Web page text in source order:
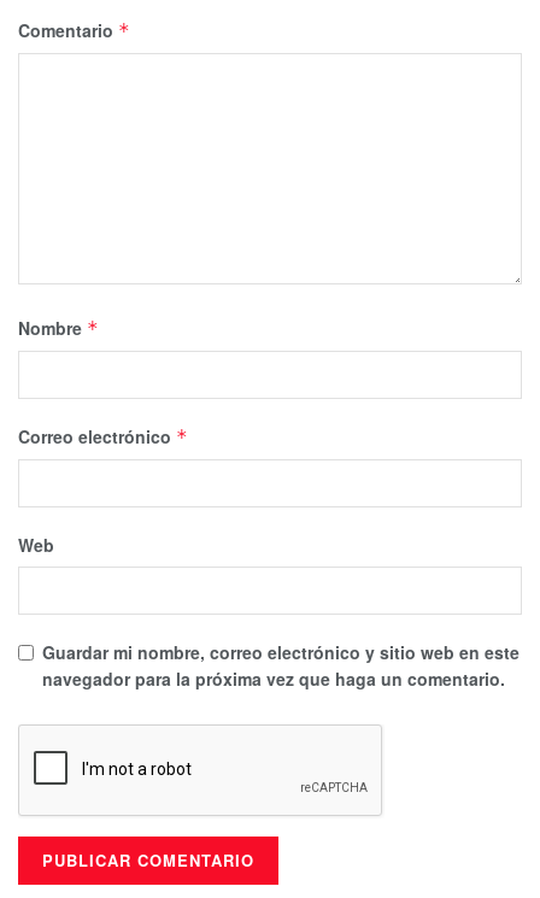
Comentario *
Nombre *
Correo electrónico *
Web
Guardar mi nombre, correo electrónico y sitio web en este
navegador para la próxima vez que haga un comentario.